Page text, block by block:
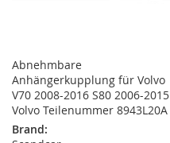
Abnehmbare
Anhängerkupplung für Volvo
V70 2008-2016 S80 2006-2015
Volvo Teilenummer 8943L20A
Brand: